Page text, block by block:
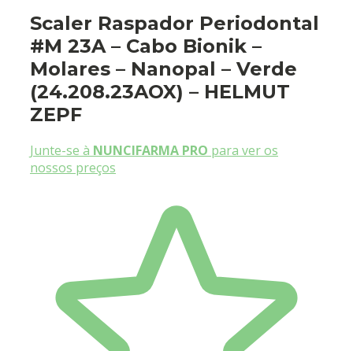
Scaler Raspador Periodontal
#M 23A – Cabo Bionik –
Molares – Nanopal – Verde
(24.208.23AOX) – HELMUT
ZEPF
Junte-se à NUNCIFARMA PRO para ver os
nossos preços